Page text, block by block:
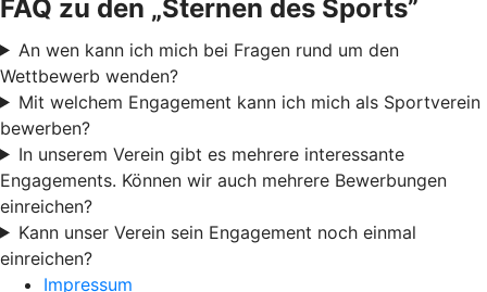
FAQ zu den „Sternen des Sports”
An wen kann ich mich bei Fragen rund um den
Wettbewerb wenden?
Mit welchem Engagement kann ich mich als Sportverein
bewerben?
In unserem Verein gibt es mehrere interessante
Engagements. Können wir auch mehrere Bewerbungen
einreichen?
Kann unser Verein sein Engagement noch einmal
einreichen?
Impressum